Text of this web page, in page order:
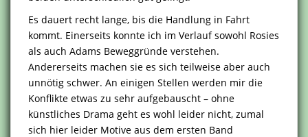
Es dauert recht lange, bis die Handlung in Fahrt
kommt. Einerseits konnte ich im Verlauf sowohl Rosies
als auch Adams Beweggründe verstehen.
Andererseits machen sie es sich teilweise aber auch
unnötig schwer. An einigen Stellen werden mir die
Konflikte etwas zu sehr aufgebauscht – ohne
künstliches Drama geht es wohl leider nicht, zumal
sich hier leider Motive aus dem ersten Band